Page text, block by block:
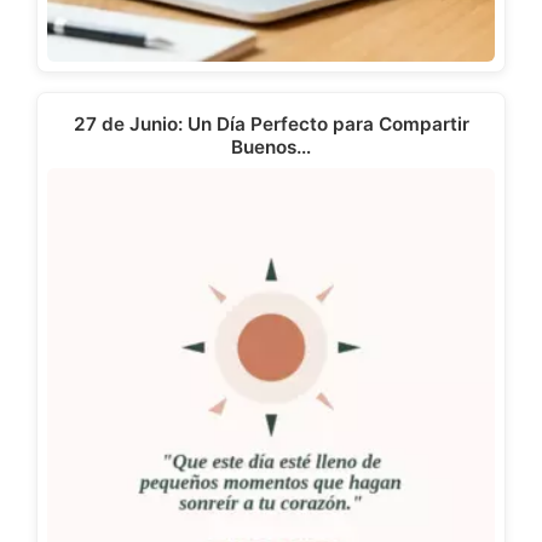
27 de Junio: Un Día Perfecto para Compartir
Buenos…